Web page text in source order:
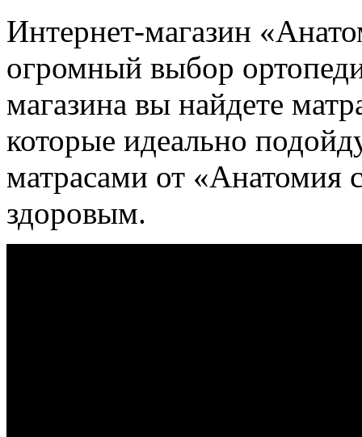
Интернет-магазин
огромный выбор
магазина вы найдете
которые идеально
матрасами от «Анатомия
здоровым.